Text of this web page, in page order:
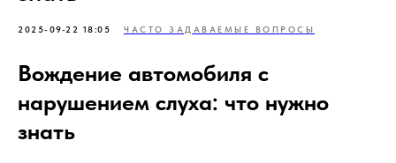
2025-09-22 18:05 ЧАСТО ЗАДАВАЕМЫЕ ВОПРОСЫ
Вождение автомобиля с
нарушением слуха: что нужно
знать